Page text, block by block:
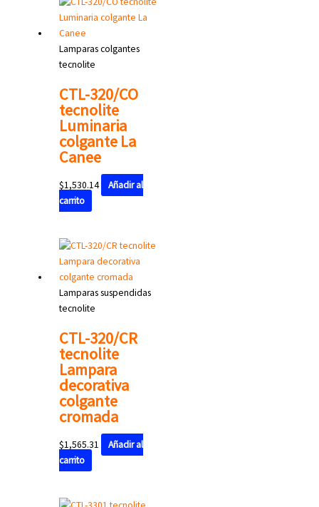
Lamparas colgantes
tecnolite
CTL-320/CO
tecnolite
Luminaria
colgante La
Canee
$1,530.14
Añadir al
carrito
Lamparas suspendidas
tecnolite
CTL-320/CR
tecnolite
Lampara
decorativa
colgante
cromada
$1,565.31
Añadir al
carrito